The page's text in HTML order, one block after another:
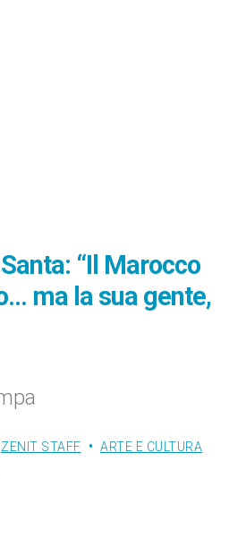
“Il Marocco
ma la sua gente,
ZENIT STAFF ARTE E CULTURA